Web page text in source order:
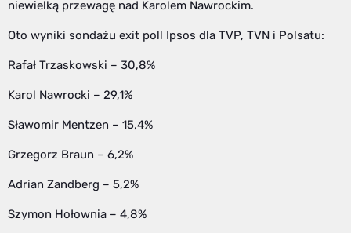
niewielką przewagę nad Karolem Nawrockim.
Oto wyniki sondażu exit poll Ipsos dla TVP, TVN i Polsatu:
Rafał Trzaskowski – 30,8%
Karol Nawrocki – 29,1%
Sławomir Mentzen – 15,4%
Grzegorz Braun – 6,2%
Adrian Zandberg – 5,2%
Szymon Hołownia – 4,8%